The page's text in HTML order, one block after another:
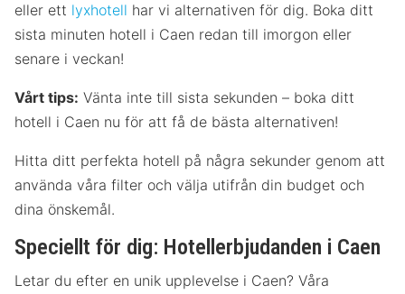
eller ett lyxhotell har vi alternativen för dig. Boka ditt
sista minuten hotell i Caen redan till imorgon eller
senare i veckan!
Vårt tips: Vänta inte till sista sekunden – boka ditt
hotell i Caen nu för att få de bästa alternativen!
Hitta ditt perfekta hotell på några sekunder genom att
använda våra filter och välja utifrån din budget och
dina önskemål.
Speciellt för dig: Hotellerbjudanden i Caen
Letar du efter en unik upplevelse i Caen? Våra